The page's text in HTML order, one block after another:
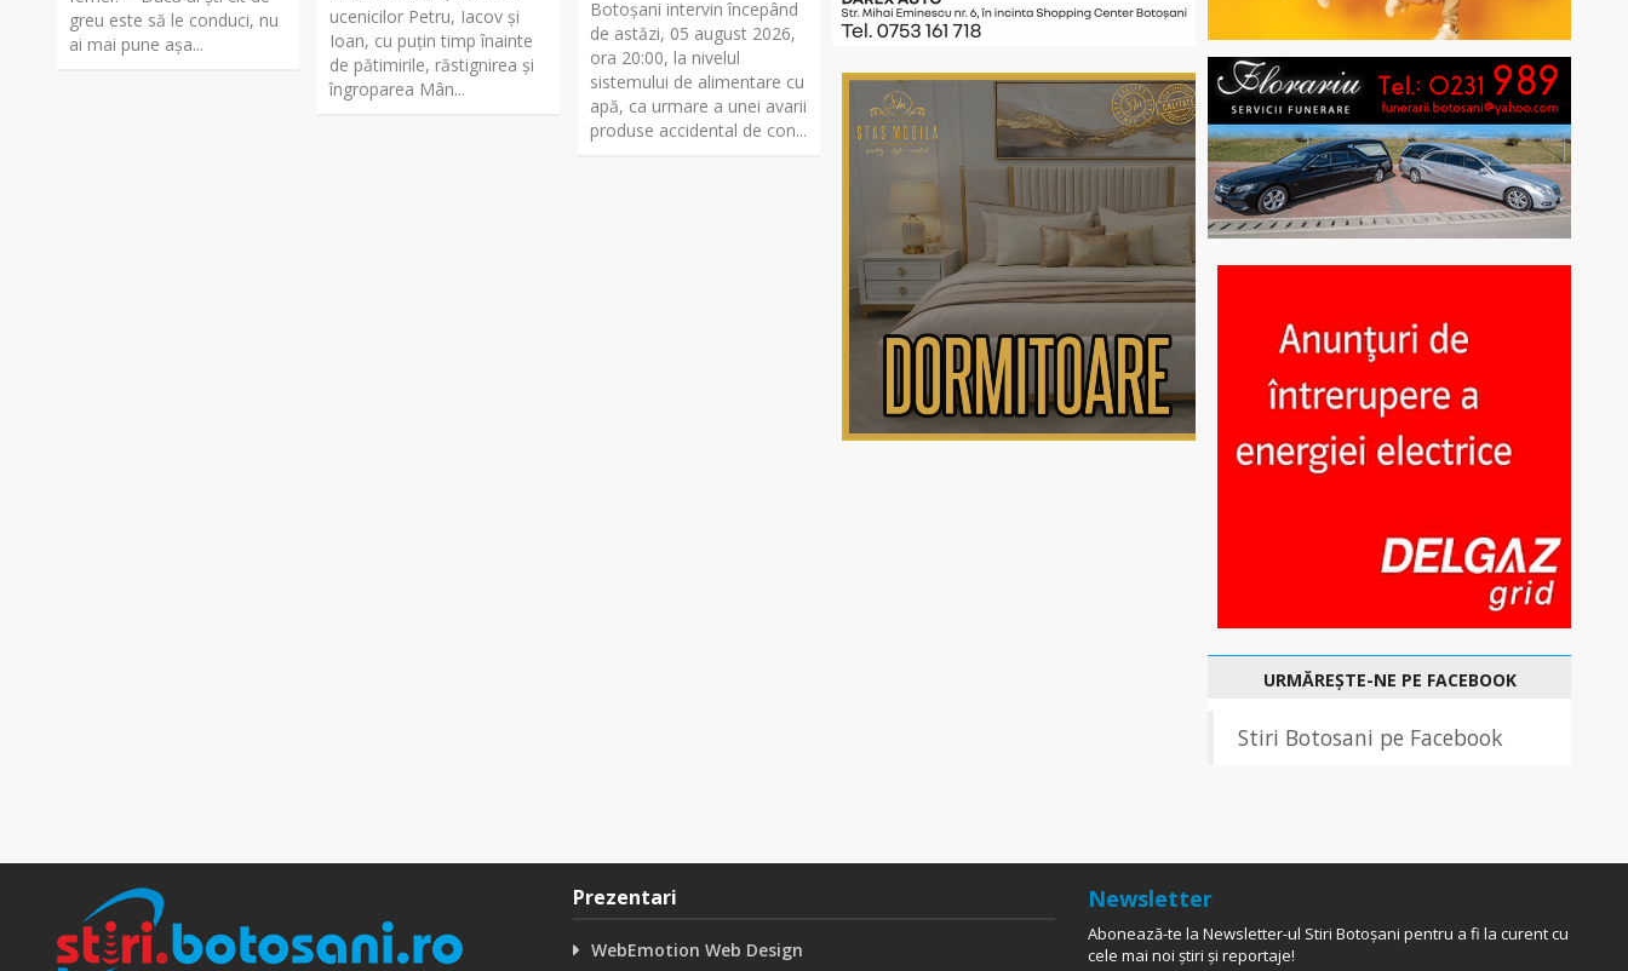
greu este să le conduci, nu
ai mai pune așa...
ucenicilor Petru, Iacov și
Ioan, cu puțin timp înainte
de pătimirile, răstignirea și
îngroparea Mân...
Botoșani intervin începând
de astăzi, 05 august 2026,
ora 20:00, la nivelul
sistemului de alimentare cu
apă, ca urmare a unei avarii
produse accidental de con...
URMĂREȘTE-NE PE FACEBOOK
Stiri Botosani pe Facebook
Prezentari
WebEmotion Web Design
Newsletter
Abonează-te la Newsletter-ul Stiri Botoșani pentru a fi la curent cu
cele mai noi știri și reportaje!